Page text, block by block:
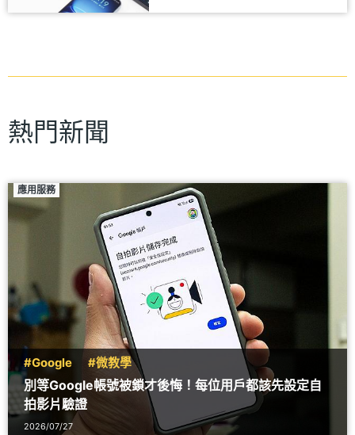
熱門新聞
應用服務
#Google #微教學
別等Google帳號被鎖才後悔！每位用戶都該先設定自
拍影片驗證
2026/07/27